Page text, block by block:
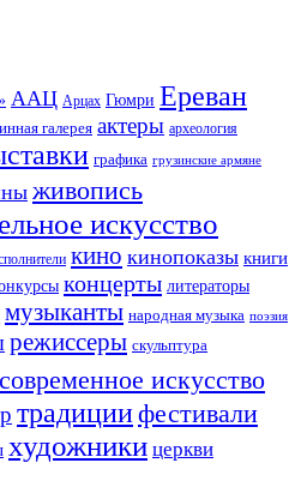
ААЦ Арцах Гюмри Ереван
галерея актеры археология
графика грузинские армяне
живопись
искусство
кино кинопоказы книги
концерты литераторы
музыканты народная музыка поэзия
режиссеры скульптура
современное искусство
традициифестивали
художники церкви